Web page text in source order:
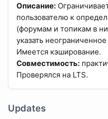
Описание:
пользователю к
(форумам и топикам в
указать
Имеется кэширование.
Совместимость:
Проверялся на LTS.
Updates